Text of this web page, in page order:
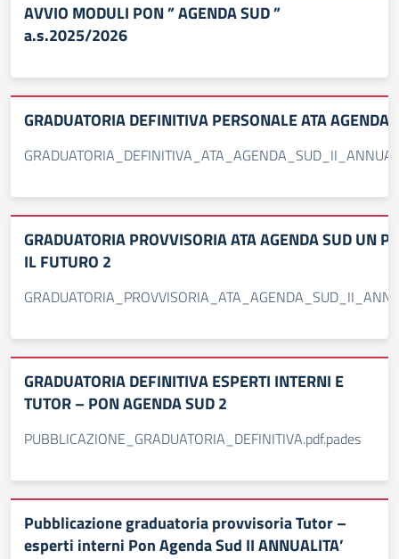
AVVIO MODULI PON ” AGENDA SUD ”
a.s.2025/2026
GRADUATORIA DEFINITIVA PERSONALE ATA AGENDA
GRADUATORIA PROVVISORIA ATA AGENDA SUD UN
IL FUTURO 2
GRADUATORIA DEFINITIVA ESPERTI INTERNI E
TUTOR – PON AGENDA SUD 2
PUBBLICAZIONE_GRADUATORIA_DEFINITIVA.pdf.pades
Pubblicazione graduatoria provvisoria Tutor –
esperti interni Pon Agenda Sud II ANNUALITA’